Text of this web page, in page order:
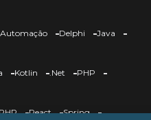
Automação Delphi
Java
Kotlin .Net
PHP
React
Spring